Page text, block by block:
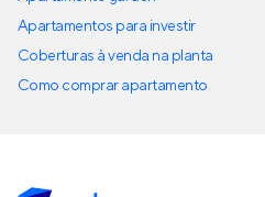
Apartamentos para investir
Coberturas à venda na planta
Como comprar apartamento